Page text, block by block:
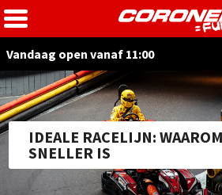
Vandaag open vanaf 11:00
IDEALE RACELIJN:
SNELLER IS